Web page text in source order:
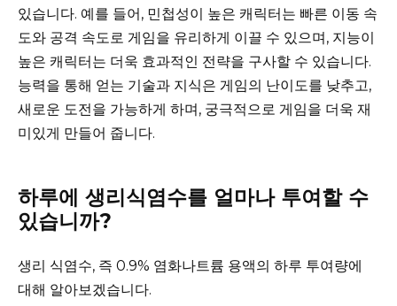
있습니다. 예를 들어, 민첩성이 높은 캐릭터는 빠른 이동 속
도와 공격 속도로 게임을 유리하게 이끌 수 있으며, 지능이
높은 캐릭터는 더욱 효과적인 전략을 구사할 수 있습니다.
능력을 통해 얻는 기술과 지식은 게임의 난이도를 낮추고,
새로운 도전을 가능하게 하며, 궁극적으로 게임을 더욱 재
미있게 만들어 줍니다.
하루에 생리식염수를 얼마나 투여할 수
있습니까?
생리 식염수, 즉 0.9% 염화나트륨 용액의 하루 투여량에
대해 알아보겠습니다.